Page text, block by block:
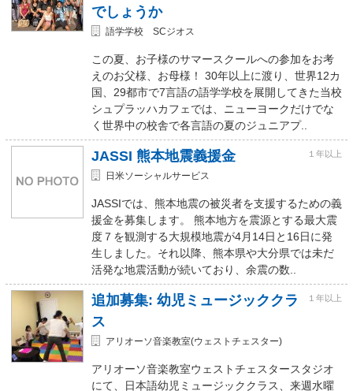
でしょうか
語学学校 SCジオス
この夏、お子様のサマースクールへの参加をお考
えのお父様、お母様！ 30年以上に渡り、世界12カ
国、29都市で7言語の語学学校を展開してきた当校
シュプラッハカフェでは、ニューヨークだけでな
く世界中の校舎で各言語の夏のジュニアプ..
JASSI 熊本地震義援金 １年以上
日米ソーシャルサービス
JASSIでは、熊本地震の被災者を支援するための義
援金を募集します。 熊本地方を震源とする最大震
度７を観測する大規模地震が4月14日と16日に発
生しました。それ以降、熊本県や大分県では未だ
活発な地震活動が続いており、余震の数..
追加募集: 幼児ミュージッククラ
ス
１年以上
アリオーソ音楽教室(ウェストチェスター)
アリオーソ音楽教室ウェストチェスタースタジオ
にて、日本語幼児ミュージッククラス、来週水曜